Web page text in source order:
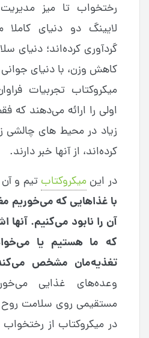
رختخواب تا میز
لایینگ دو دنیای
گردآوری کرده‌اند؛ دنیای
کاهش وزن، با دنیای جوانی
میکروکتاب تجربیات
اولی را ارائه می‌دهند که
زیاد در محیط های چالشی
کرده‌اند، از آنها خبر دارند.
در این میکروکتاب تیم و
با غذاهایی که می‌خوریم
آن را نابود می‌کنیم. آنها
که ما هستیم یا
تغذیه‌مان مشخص
وعده‌های غذایی
مستقیمی روی سلامت روح
در میکروکتاب از